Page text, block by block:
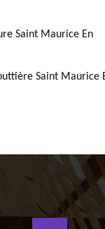
Saint Maurice En
Saint Maurice